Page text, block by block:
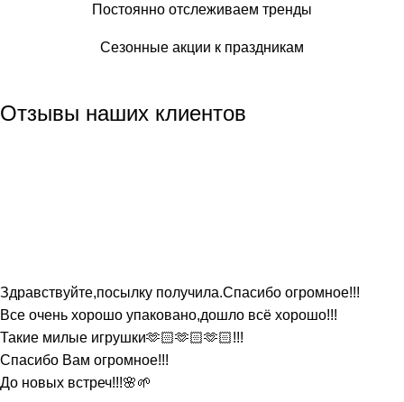
Постоянно отслеживаем тренды
Сезонные акции к праздникам
Отзывы наших клиентов
Здравствуйте,посылку получила.Спасибо огромное!!!
Все очень хорошо упаковано,дошло всё хорошо!!!
Такие милые игрушки🫶🏻🫶🏻🫶🏻!!!
Спасибо Вам огромное!!!
До новых встреч!!!🌸🌱